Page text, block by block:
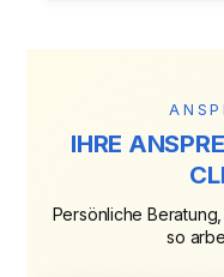
IHRE
Persönliche
so